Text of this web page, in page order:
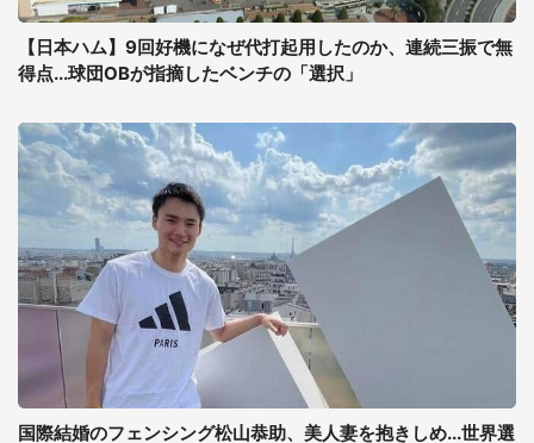
【日本ハム】9回好機になぜ代打起用したのか、連続三振で無
得点...球団OBが指摘したベンチの「選択」
国際結婚のフェンシング松山恭助、美人妻を抱きしめ...世界選